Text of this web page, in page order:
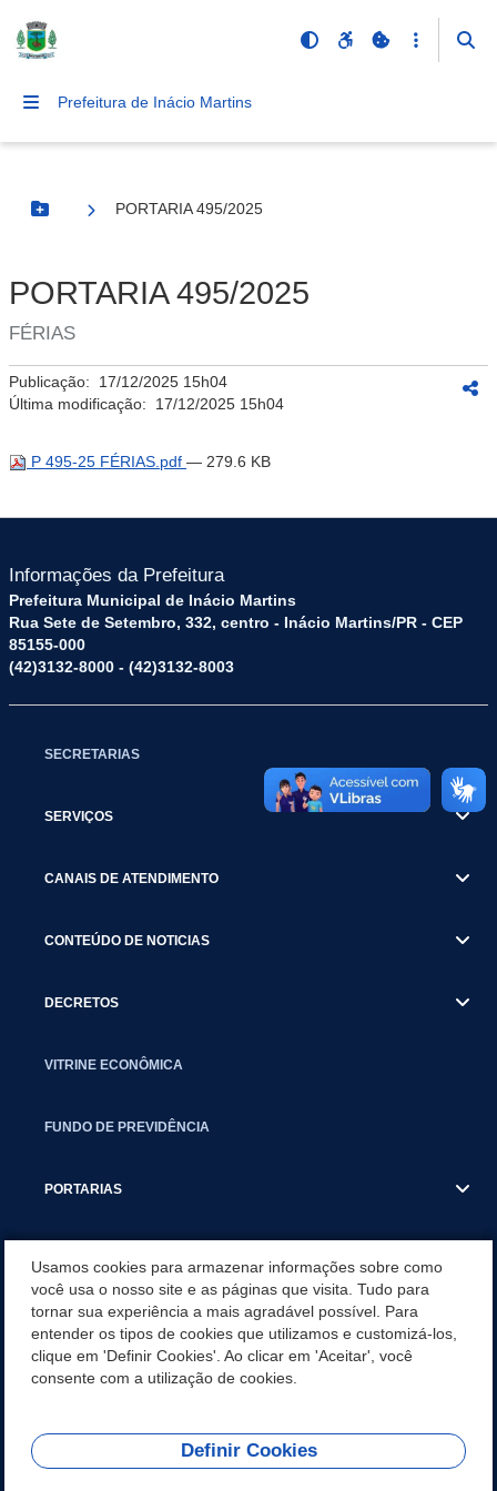
Prefeitura de Inácio Martins
Botão Menu
PORTARIA 495/2025
PORTARIA 495/2025
FÉRIAS
Publicação: 17/12/2025 15h04
Última modificação: 17/12/2025 15h04
P 495-25 FÉRIAS.pdf — 279.6 KB
Informações da Prefeitura
Prefeitura Municipal de Inácio Martins
Rua Sete de Setembro, 332, centro - Inácio Martins/PR - CEP
85155-000
(42)3132-8000 - (42)3132-8003
SECRETARIAS
SERVIÇOS
CANAIS DE ATENDIMENTO
CONTEÚDO DE NOTICIAS
DECRETOS
VITRINE ECONÔMICA
FUNDO DE PREVIDÊNCIA
PORTARIAS
CONCURSO/PSS/CONVOCAÇÃO
INCENTIVOS PÚBLICOS À PROJETOS CULTURAIS - INÁCIO
MARTINS PR
REDES SOCIAIS
Usamos cookies para armazenar informações sobre como
você usa o nosso site e as páginas que visita. Tudo para
tornar sua experiência a mais agradável possível. Para
entender os tipos de cookies que utilizamos e customizá-los,
clique em 'Definir Cookies'. Ao clicar em 'Aceitar', você
consente com a utilização de cookies.
Definir Cookies